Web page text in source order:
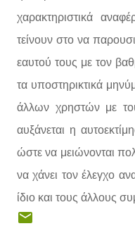
χαρακτηριστικά
τείνουν στο να
εαυτού τους με τον
τα υποστηρικτικά
άλλων χρηστών με
αυξάνεται η
ώστε να μειώνονται
να χάνει τον έλεγχο
ίδιο και τους άλλους